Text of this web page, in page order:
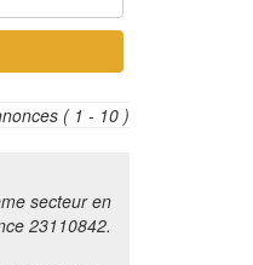
( 1 - 10 )
secteur en
23110842.